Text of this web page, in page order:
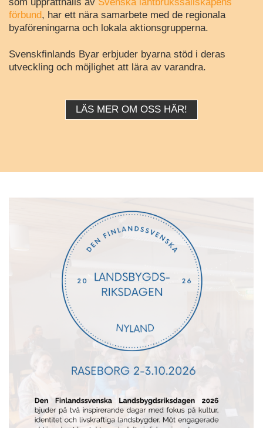
förbund, har ett nära samarbete med de regionala
byaföreningarna och lokala aktionsgrupperna.
Svenskfinlands Byar erbjuder byarna stöd i deras
utveckling och möjlighet att lära av varandra.
LÄS MER OM OSS HÄR!